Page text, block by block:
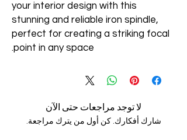
your interior design with this
stunning and reliable iron spindle,
perfect for creating a striking focal
point in any space.
لا توجد مراجعات حتى الآن
شارك أفكارك. كن أول من يترك مراجعة.